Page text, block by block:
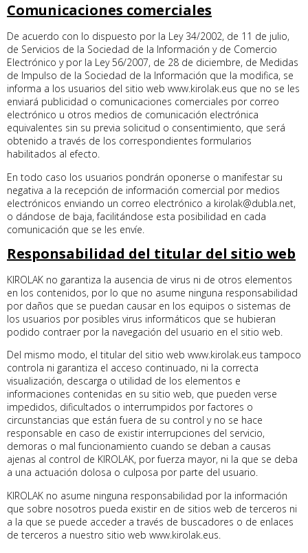
Comunicaciones comerciales
De acuerdo con lo dispuesto por la Ley 34/2002, de 11 de julio,
de Servicios de la Sociedad de la Información y de Comercio
Electrónico y por la Ley 56/2007, de 28 de diciembre, de Medidas
de Impulso de la Sociedad de la Información que la modifica, se
informa a los usuarios del sitio web www.kirolak.eus que no se les
enviará publicidad o comunicaciones comerciales por correo
electrónico u otros medios de comunicación electrónica
equivalentes sin su previa solicitud o consentimiento, que será
obtenido a través de los correspondientes formularios
habilitados al efecto.
En todo caso los usuarios pondrán oponerse o manifestar su
negativa a la recepción de información comercial por medios
electrónicos enviando un correo electrónico a kirolak@dubla.net,
o dándose de baja, facilitándose esta posibilidad en cada
comunicación que se les envíe.
Responsabilidad del titular del sitio web
KIROLAK no garantiza la ausencia de virus ni de otros elementos
en los contenidos, por lo que no asume ninguna responsabilidad
por daños que se puedan causar en los equipos o sistemas de
los usuarios por posibles virus informáticos que se hubieran
podido contraer por la navegación del usuario en el sitio web.
Del mismo modo, el titular del sitio web www.kirolak.eus tampoco
controla ni garantiza el acceso continuado, ni la correcta
visualización, descarga o utilidad de los elementos e
informaciones contenidas en su sitio web, que pueden verse
impedidos, dificultados o interrumpidos por factores o
circunstancias que están fuera de su control y no se hace
responsable en caso de existir interrupciones del servicio,
demoras o mal funcionamiento cuando se deban a causas
ajenas al control de KIROLAK, por fuerza mayor, ni la que se deba
a una actuación dolosa o culposa por parte del usuario.
KIROLAK no asume ninguna responsabilidad por la información
que sobre nosotros pueda existir en de sitios web de terceros ni
a la que se puede acceder a través de buscadores o de enlaces
de terceros a nuestro sitio web www.kirolak.eus.